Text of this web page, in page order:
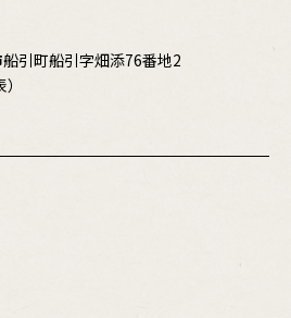
引町船引字畑添76番地2
）